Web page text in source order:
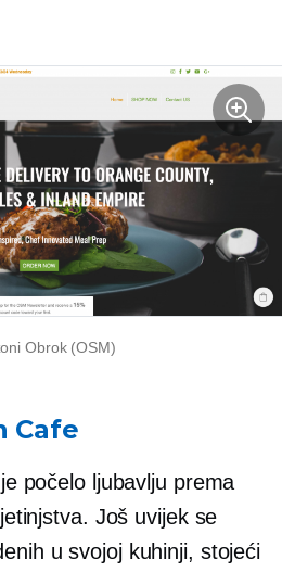
Obrok (OSM)
Cafe
počelo ljubavlju prema
Još uvijek se
u svojoj kuhinji, stojeći